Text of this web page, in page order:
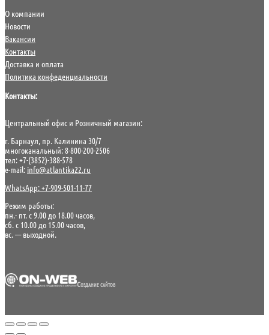
О компании
Новости
Вакансии
Контакты
Доставка и оплата
Политика конфеденциальности
Контакты:
Центральный офис и Розничный магазин:
г. Барнаул, пр. Калинина 30/7
многоканальный: 8-800-200-2506
тел: +7-(3852)-388-578
e-mail: info@atlantika22.ru
WhatsApp: +7-909-501-11-77
Режим работы:
пн.- пт. с 9.00 до 18.00 часов,
сб. с 10.00 до 15.00 часов,
вс. — выходной.
Создание сайтов